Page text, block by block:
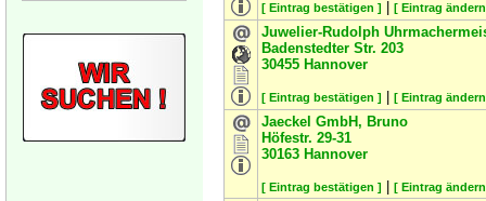
[ Eintrag bestätigen ] [ Eintrag
Juwelier-Rudolph
Badenstedter Str. 203
30455 Hannover
[ Eintrag bestätigen ] [ Eintrag
Jaeckel GmbH, Bruno
Höfestr. 29-31
30163 Hannover
[ Eintrag bestätigen ] [ Eintrag